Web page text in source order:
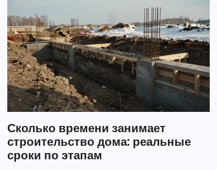
Сколько времени занимает
строительство дома: реальные
сроки по этапам